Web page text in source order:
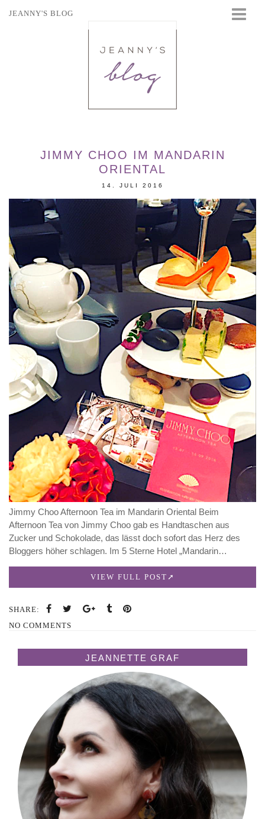
JEANNY'S BLOG
JIMMY CHOO IM MANDARIN
ORIENTAL
14. JULI 2016
Jimmy Choo Afternoon Tea im Mandarin Oriental Beim
Afternoon Tea von Jimmy Choo gab es Handtaschen aus
Zucker und Schokolade, das lässt doch sofort das Herz des
Bloggers höher schlagen. Im 5 Sterne Hotel „Mandarin…
VIEW FULL POST
SHARE:
NO COMMENTS
JEANNETTE GRAF